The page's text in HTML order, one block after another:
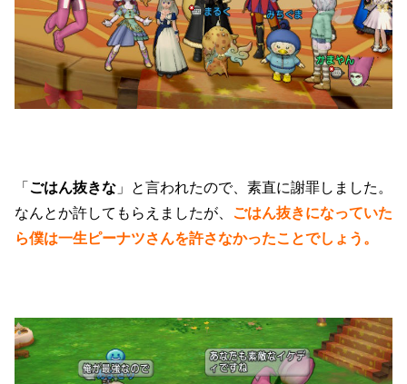
「 ごはん抜きな 」と言われたので、素直に謝罪しました。
なんとか許してもらえましたが、 ごはん抜きになっていた
ら僕は一生ピーナツさんを許さなかったことでしょう。